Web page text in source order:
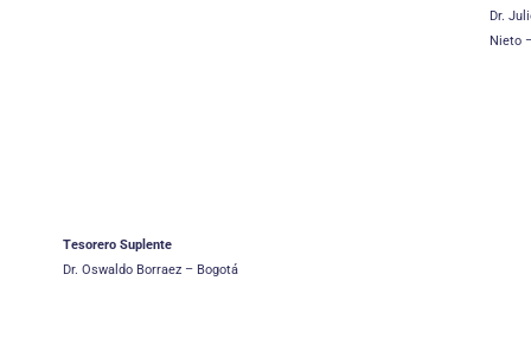
Tesorero Suplente
Dr. Oswaldo Borraez – Bogotá
Dr.
Nieto